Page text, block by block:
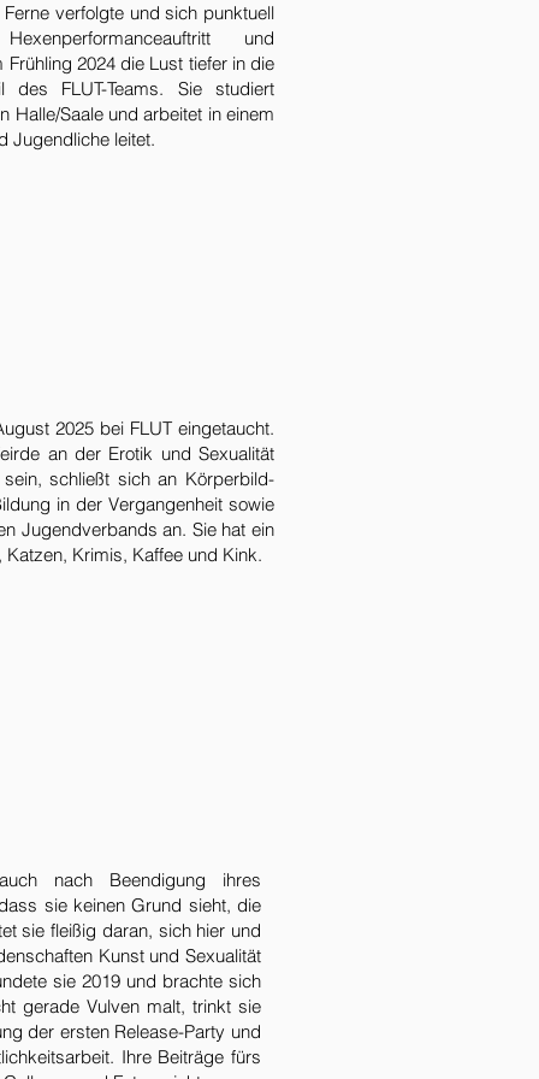
verfolgte und sich punktuell
und
2024 die Lust tiefer in die
FLUT-Teams. Sie studiert
Halle/Saale und arbeitet in einem
Jugendliche leitet.
2025 bei FLUT eingetaucht.
an der Erotik und Sexualität
schließt sich an Körperbild-
in der Vergangenheit sowie
Jugendverbands an. Sie hat ein
Krimis, Kaffee und Kink.
nach Beendigung ihres
sie keinen Grund sieht, die
sie fleißig daran, sich hier und
Kunst und Sexualität
sie 2019 und brachte sich
gerade Vulven malt, trinkt sie
der ersten Release-Party und
Ihre Beiträge fürs